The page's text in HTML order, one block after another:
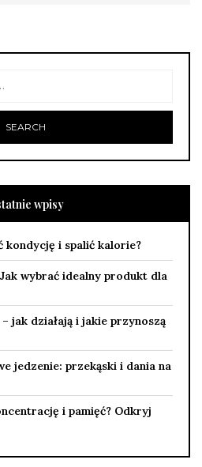
wpisy
kondycję i spalić kalorie?
wybrać idealny produkt dla
jak działają i jakie przynoszą
jedzenie: przekąski i dania na
i pamięć? Odkryj